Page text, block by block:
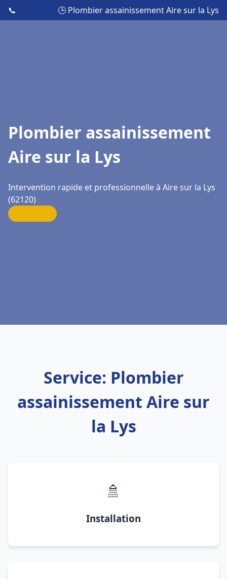
📞 🕒 Plombier assainissement Aire sur la Lys
Plombier assainissement
Aire sur la Lys
Intervention rapide et professionnelle à Aire sur la Lys
(62120)
Service: Plombier
assainissement Aire sur
la Lys
🚿
Installation